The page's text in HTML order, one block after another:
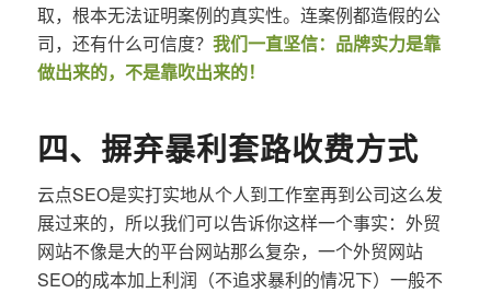
取，根本无法证明案例的真实性。连案例都造假的公
司，还有什么可信度？ 我们一直坚信：品牌实力是靠
做出来的，不是靠吹出来的！
四、摒弃暴利套路收费方式
云点SEO是实打实地从个人到工作室再到公司这么发
展过来的，所以我们可以告诉你这样一个事实：外贸
网站不像是大的平台网站那么复杂，一个外贸网站
SEO的成本加上利润（不追求暴利的情况下）一般不